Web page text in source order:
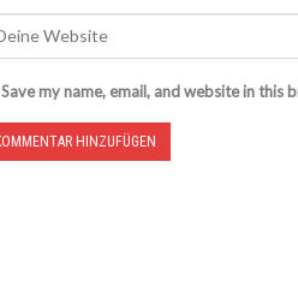
Save my name, email, and website in